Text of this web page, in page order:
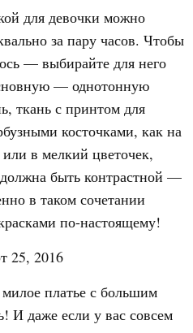
для девочки можно
за пару часов. Чтобы
— выбирайте для него
— однотонную
ткань с принтом для
косточками, как на
в мелкий цветочек,
должна быть контрастной —
в таком сочетании
по-настоящему!
25, 2016
платье с большим
И даже если у вас совсем